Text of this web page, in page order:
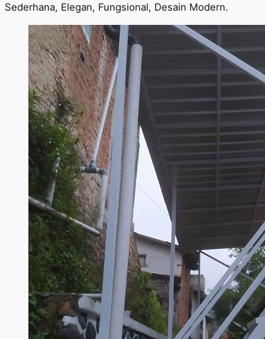
Sederhana, Elegan, Fungsional, Desain Modern.